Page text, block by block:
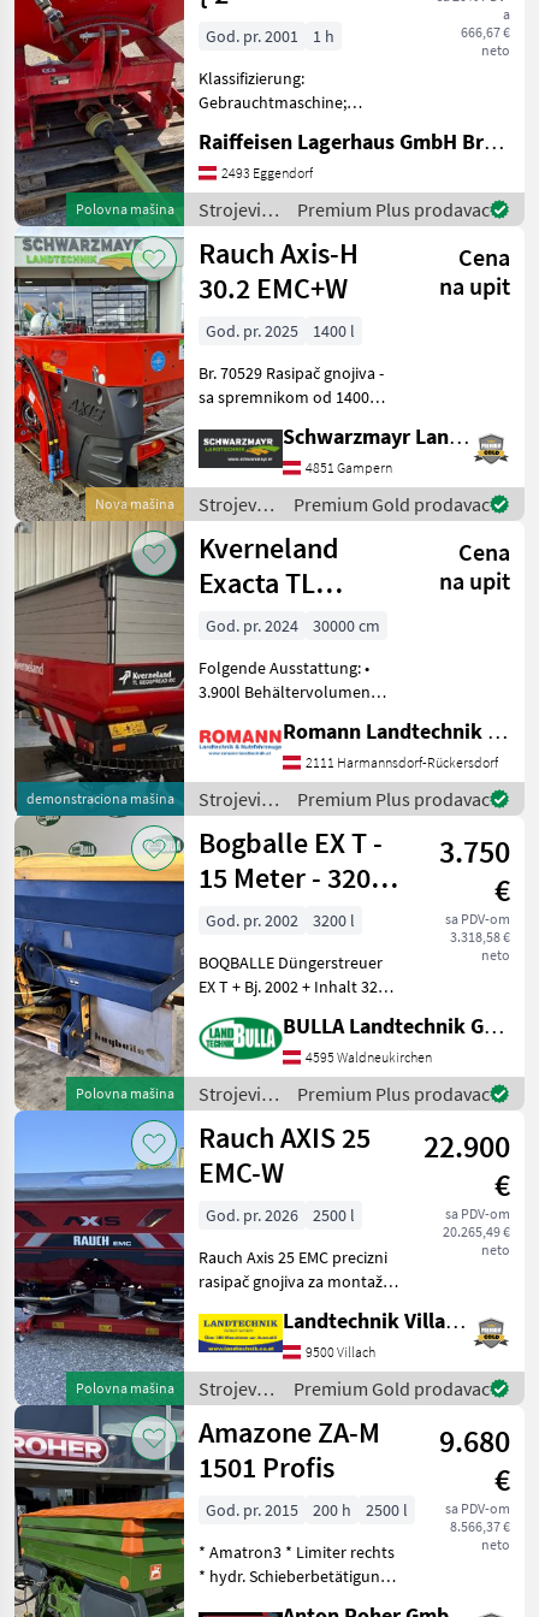
navodnjavanje
/ Vicon
Polovna mašina
a
666,67 €
neto
God. pr. 2001
1 h
Klassifizierung:
Gebrauchtmaschine;
10778; Behältervolumen:
500; Arbeitsbreite: 12.15;
Anzahl Streuscheiben: 2;
Anzahl Vorbesitzer: 1
Raiffeisen Lagerhaus GmbH Bruck/Leitha
2493 Eggendorf
Strojevi
za
đubrenje,
gnojenje i
navodnjavanje
/ Kirchner
Premium Plus prodavac
Nova mašina
Rauch Axis-H
30.2 EMC+W
Cena
na upit
God. pr. 2025
1400 l
Br. 70529 Rasipač gnojiva -
sa spremnikom od 1400
rasipanja za optimalnu
bočnu distribuciju - s ekstra
spororotirajućom
mješalicom (17 o/min
Schwarzmayr Landtechnik GmbH - Gampern
4851 Gampern
Strojevi
za
đubrenje,
gnojenje i
navodnjavanje
/ Rauch
Premium Gold prodavac
demonstraciona mašina
Kverneland
Exacta TL
GEOSPREAD
iDC66
Cena
na upit
God. pr. 2024
30000 cm
Folgende Ausstattung: •
3.900l Behältervolumen
Grenzstreueinrichtung
(TrimFlow) rechts und links
• Abdeckplane, klappbare
Leiter • Restmenge
Romann Landtechnik & Nutzfahrzeuge e.U.
2111 Harmannsdorf-Rückersdorf
Strojevi
za
đubrenje,
gnojenje i
navodnjavanje
/
Premium Plus prodavac
Polovna mašina
Bogballe EX T -
15 Meter - 3200
Liter
3.750
€
sa PDV-om
3.318,58 €
neto
God. pr. 2002
3200 l
BOQBALLE Düngerstreuer
EX T + Bj. 2002 + Inhalt 3200
bis 18 Meter + hydraulische
Betätigung +
Grenzstreueinrichtung +
Einfüllsiebe
BULLA Landtechnik GmbH
4595 Waldneukirchen
Strojevi
za
đubrenje,
gnojenje i
navodnjavanje
/ Bogballe
Premium Plus prodavac
Polovna mašina
Rauch AXIS 25
EMC-W
22.900
€
sa PDV-om
20.265,49 €
neto
God. pr. 2026
2500 l
Rauch Axis 25 EMC precizni
rasipač gnojiva za montažu
kategorije II/III). MDS
ISOBUS sustavom može se
upravljati izravno putem
ISOBUS ter
Landtechnik Villach GmbH
9500 Villach
Strojevi
za
đubrenje,
gnojenje i
navodnjavanje
/ Rauch
Premium Gold prodavac
Amazone ZA-M
1501 Profis
9.680
€
sa PDV-om
8.566,37 €
neto
God. pr. 2015 200 h
2500 l
* Amatron3 * Limiter rechts
* hydr. Schieberbetätigung